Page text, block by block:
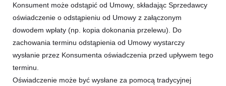
Konsument może odstąpić od Umowy, składając Sprzedawcy
oświadczenie o odstąpieniu od Umowy z załączonym
dowodem wpłaty (np. kopia dokonania przelewu). Do
zachowania terminu odstąpienia od Umowy wystarczy
wysłanie przez Konsumenta oświadczenia przed upływem tego
terminu.
Oświadczenie może być wysłane za pomocą tradycyjnej